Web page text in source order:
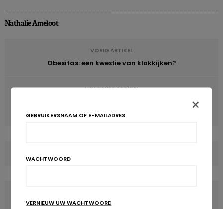
Nathalie Ameloot
VORIG ARTIKEL
Obesitas: een kwestie van klokkijken?
VOLGENDE ARTIKEL
Wat denken Europese gezondheidswerkers over
hydratatie?
×
GEBRUIKERSNAAM OF E-MAILADRES
WACHTWOORD
VERNIEUW UW WACHTWOORD